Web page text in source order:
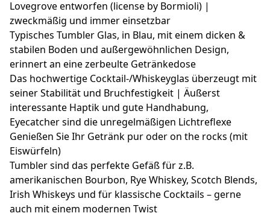
Lovegrove entworfen (license by Bormioli) |
zweckmäßig und immer einsetzbar
Typisches Tumbler Glas, in Blau, mit einem dicken &
stabilen Boden und außergewöhnlichen Design,
erinnert an eine zerbeulte Getränkedose
Das hochwertige Cocktail-/Whiskeyglas überzeugt mit
seiner Stabilität und Bruchfestigkeit | Äußerst
interessante Haptik und gute Handhabung,
Eyecatcher sind die unregelmäßigen Lichtreflexe
Genießen Sie Ihr Getränk pur oder on the rocks (mit
Eiswürfeln)
Tumbler sind das perfekte Gefäß für z.B.
amerikanischen Bourbon, Rye Whiskey, Scotch Blends,
Irish Whiskeys und für klassische Cocktails – gerne
auch mit einem modernen Twist